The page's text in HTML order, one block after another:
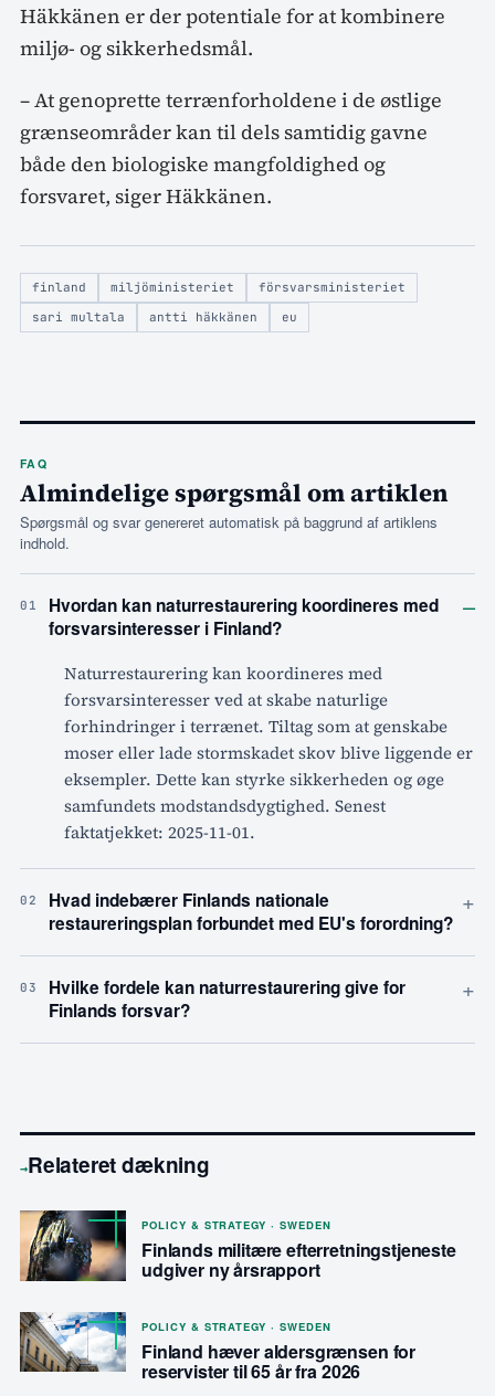
Häkkänen er der potentiale for at kombinere
miljø- og sikkerhedsmål.
– At genoprette terrænforholdene i de østlige
grænseområder kan til dels samtidig gavne
både den biologiske mangfoldighed og
forsvaret, siger Häkkänen.
finland miljöministeriet
försvarsministeriet
sari multala
antti häkkänen eu
FAQ
Almindelige spørgsmål om artiklen
Spørgsmål og svar genereret automatisk på baggrund af artiklens
indhold.
01
Hvordan kan naturrestaurering koordineres med
forsvarsinteresser i Finland?
–
Naturrestaurering kan koordineres med
forsvarsinteresser ved at skabe naturlige
forhindringer i terrænet. Tiltag som at genskabe
moser eller lade stormskadet skov blive liggende er
eksempler. Dette kan styrke sikkerheden og øge
samfundets modstandsdygtighed. Senest
faktatjekket: 2025-11-01.
02
Hvad indebærer Finlands nationale
restaureringsplan forbundet med EU's forordning?
+
03
Hvilke fordele kan naturrestaurering give for
Finlands forsvar?
+
→Relateret dækning
POLICY & STRATEGY · SWEDEN
Finlands militære efterretningstjeneste
udgiver ny årsrapport
POLICY & STRATEGY · SWEDEN
Finland hæver aldersgrænsen for
reservister til 65 år fra 2026